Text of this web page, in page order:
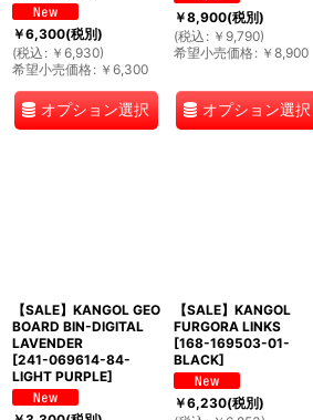
￥6,300(税別)
(税込 : ￥ 6,930)
希望小売価格: ￥ 6,300
オプション選択
￥8,900(税別)
(税込 : ￥ 9,790)
希望小売価格: ￥ 8,900
オプション選択
【SALE】KANGOL GEO
BOARD BIN-DIGITAL
LAVENDER
[241-069614-84-
LIGHT PURPLE]
【SALE】KANGOL
FURGORA LINKS
[168-169503-01-
BLACK]
￥6,230(税別)